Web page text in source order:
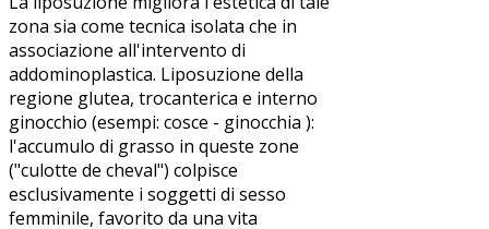
zona sia come tecnica isolata che in
associazione all'intervento di
addominoplastica. Liposuzione della
regione glutea, trocanterica e interno
ginocchio (esempi: cosce - ginocchia ):
l'accumulo di grasso in queste zone
("culotte de cheval") colpisce
esclusivamente i soggetti di sesso
femminile, favorito da una vita